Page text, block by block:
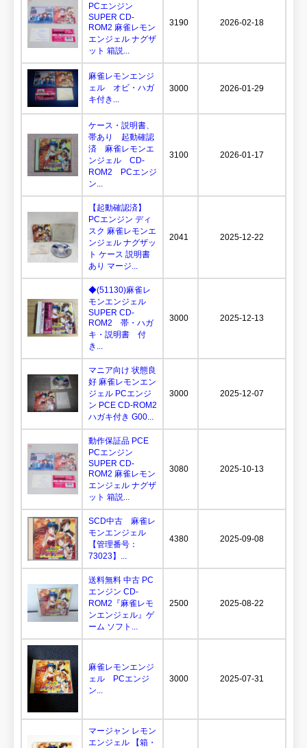
PCエンジン
SUPER CD-
ROM2 麻雀レモン
エンジェル ナグザ
ット 箱説...
3190 2026-02-18
麻雀レモンエンジ
ェル オビ・ハガ
キ付き...
3000 2026-01-29
ケース・説明書、
帯あり 起動確認
済 麻雀レモンエ
ンジェル CD-
ROM2 PCエンジ
ン...
3100 2026-01-17
【起動確認済】
PCエンジン ディ
スク 麻雀レモンエ
ンジェル ナグザッ
ト ケース 説明書
あり マージ...
2041 2025-12-22
◆(51130)麻雀レ
モンエンジェル
SUPER CD-
ROM2 帯・ハガ
キ・説明書 付
き...
3000 2025-12-13
マニア向け 状態良
好 麻雀レモンエン
ジェル PCエンジ
ン PCE CD-ROM2
ハガキ付き G00...
3000 2025-12-07
動作保証品 PCE
PCエンジン
SUPER CD-
ROM2 麻雀レモン
エンジェル ナグザ
ット 箱説...
3080 2025-10-13
SCD中古 麻雀レ
モンエンジェル
【管理番号：
73023】...
4380 2025-09-08
送料無料 中古 PC
エンジン CD-
ROM2『麻雀レモ
ンエンジェル』ゲ
ーム ソフト...
2500 2025-08-22
麻雀レモンエンジ
ェル PCエンジ
ン...
3000 2025-07-31
マージャン レモン
エンジェル 【箱・